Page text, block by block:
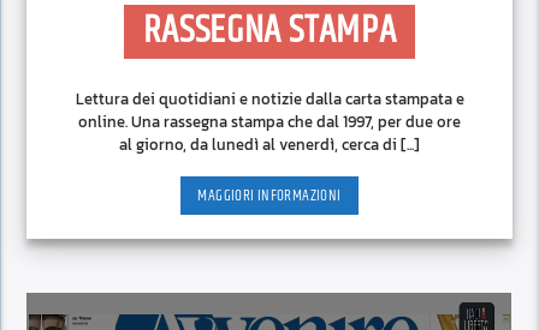
RASSEGNA STAMPA
Lettura dei quotidiani e notizie dalla carta stampata e
online. Una rassegna stampa che dal 1997, per due ore
al giorno, da lunedì al venerdì, cerca di [...]
MAGGIORI INFORMAZIONI